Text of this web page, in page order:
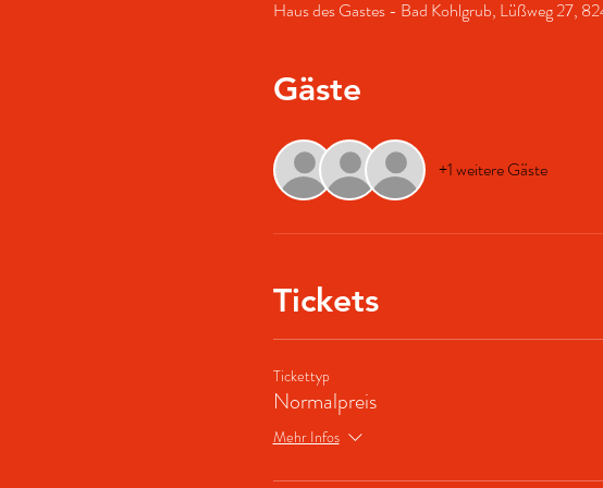
Haus des Gastes - Bad Kohlgrub, Lüßweg 27,
Gäste
+1 weitere Gäste
Tickets
Tickettyp
Normalpreis
Mehr Infos